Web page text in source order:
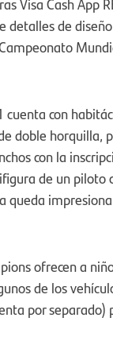
detalles de
cuenta con
doble horquilla,
con la
de un piloto
queda
ofrecen a
de los
por